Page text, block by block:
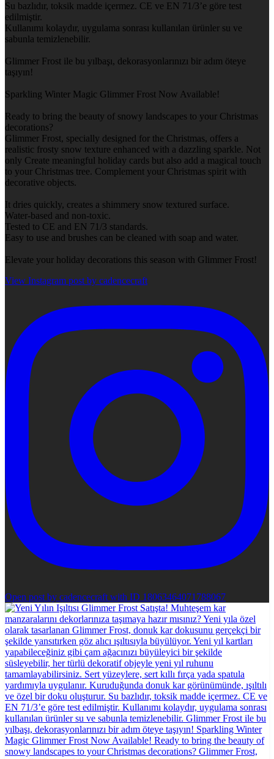
Su bazlıdır, toksik madde içermez. CE ve EN 71/3’e göre test
edilmiştir.
Kullanımı kolaydır, uygulama sonrası kullanılan ürünler su ve
sabunla temizlenebilir.
Glimmer Frost ile bu yılbaşı, dekorasyonlarınızı bir adım öteye
taşıyın!
Sparkling Winter Magic Glimmer Frost Now Available!
Ready to bring the beauty of snowy landscapes to your Christmas
decorations?
Glimmer Frost, specially designed for the Christmas, offers a
realistic frosty snow texture enhanced with a dazzling sparkle. Not
only Create meaningful holiday cards but also add a magical touch
to your Christmas tree. Complement your Christmas spirit with
decorative objects.
It dries quickly, creates a shimmery snow textured surface.
Water-based and non-toxic.
Tested to CE and EN 71/3 standards.
Easy to use and brushes can be cleaned with soap and water.
Elevate your holiday decorations this season with Glimmer Frost!
View Instagram post by cadencecraft
Open post by cadencecraft with ID 18063464071788067